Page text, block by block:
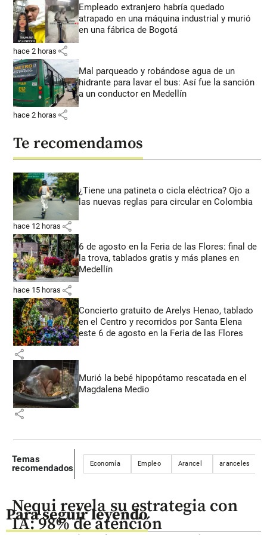
Empleado extranjero habría quedado
atrapado en una máquina industrial y murió
en una fábrica de Bogotá
hace 2 horas share
Mal parqueado y robándose agua de un
hidrante para lavar el bus: Así fue la sanción
a un conductor en Medellín
hace 2 horas share
Te recomendamos
¿Tiene una patineta o cicla eléctrica? Ojo a
las nuevas reglas para circular en Colombia
hace 12 horas share
6 de agosto en la Feria de las Flores: final de
la trova, tablados gratis y más planes en
Medellín
hace 15 horas share
Concierto gratuito de Arelys Henao, tablado
en el Centro y recorridos por Santa Elena
este 6 de agosto en la Feria de las Flores
share
Murió la bebé hipopótamo rescatada en el
Magdalena Medio
share
Temas
recomendados
Economía Empleo Arancel aranceles
Para seguir leyendo
Nequi revela su estrategia con
IA: 98% de atención